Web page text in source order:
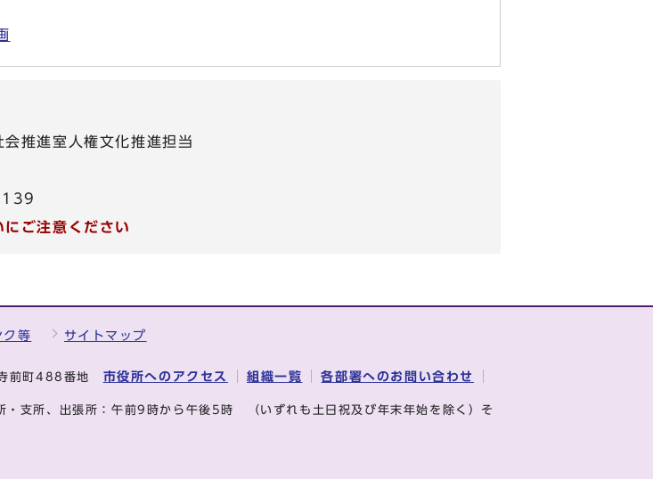
推進室人権文化推進担当
ご注意ください
ク等 サイトマップ
前町488番地 市役所へのアクセス 組織一覧 各部署へのお問い合わせ
・支所、出張所：午前9時から午後5時 （いずれも土日祝及び年末年始を除く）そ